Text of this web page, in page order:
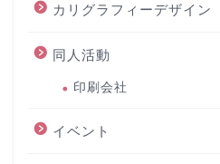
カリグラフィーデザイン
同人活動
印刷会社
イベント